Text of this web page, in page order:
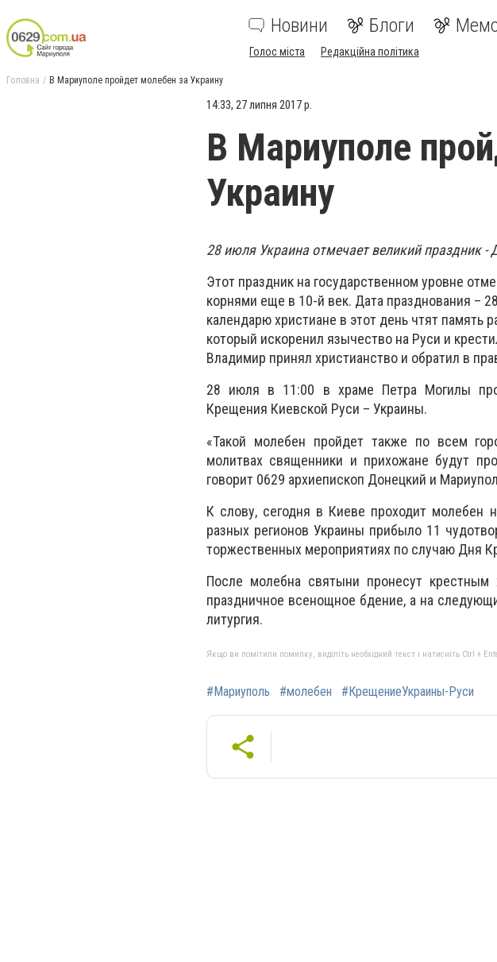
Новини Блоги
Голос міста Редакційна політика
Головна В Мариуполе пройдет молебен за Украину
14:33, 27 липня 2017 р.
В Мариуполе
Украину
28 июля Украина отмечает великий праздник
Этот праздник на государственном уровне
корнями еще в 10-й век. Дата празднования –
календарю христиане в этот день чтят память
который искоренил язычество на Руси и
Владимир принял христианство и обратил в
28 июля в 11:00 в храме Петра Могилы
Крещения Киевской Руси – Украины.
«Такой молебен пройдет также по всем
молитвах священники и прихожане будут
говорит 0629 архиепископ Донецкий и
К слову, сегодня в Киеве проходит молебен
разных регионов Украины прибыло 11
торжественных мероприятиях по случаю Дня
После молебна святыни пронесут
праздничное всенощное бдение, а на
литургия.
Якщо ви помітили помилку, виділіть необхідний текст і натисніть Ctrl +
#Мариуполь #молебен #КрещениеУкраины-Руси